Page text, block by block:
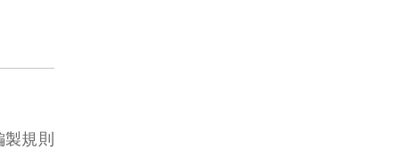
規則